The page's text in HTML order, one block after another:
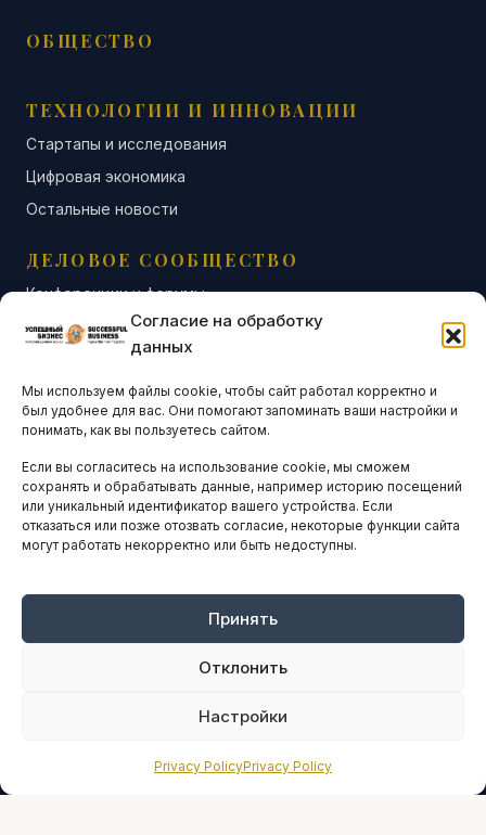
Согласие на обработку
данных
Мы используем файлы cookie, чтобы сайт работал корректно и
был удобнее для вас. Они помогают запоминать ваши настройки и
понимать, как вы пользуетесь сайтом.
Если вы согласитесь на использование cookie, мы сможем
сохранять и обрабатывать данные, например историю посещений
или уникальный идентификатор вашего устройства. Если
отказаться или позже отозвать согласие, некоторые функции сайта
могут работать некорректно или быть недоступны.
Принять
Отклонить
Настройки
Privacy PolicyPrivacy Policy
ОБЩЕСТВО
ТЕХНОЛОГИИ И ИННОВАЦИИ
Стартапы и исследования
Цифровая экономика
Остальные новости
ДЕЛОВОЕ СООБЩЕСТВО
Конференции и форумы
Бизнес-клубы и ассоциации
Остальные новости
АНАЛИТИКА И СТАТИСТИКА
ARTICLES IN ENGLISH
НАВИГАЦИЯ
Оплата онлайн